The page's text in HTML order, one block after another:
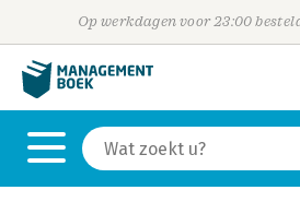
Op werkdagen voor 23:00